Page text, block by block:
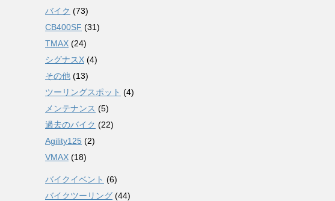
バイク (73)
CB400SF (31)
TMAX (24)
シグナスX (4)
その他 (13)
ツーリングスポット (4)
メンテナンス (5)
過去のバイク (22)
Agility125 (2)
VMAX (18)
バイクイベント (6)
バイクツーリング (44)